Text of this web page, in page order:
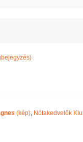
(kép), Nótakedvelők